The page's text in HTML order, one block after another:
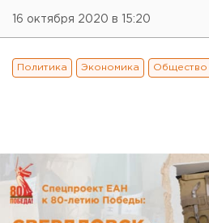
16 октября 2020 в 15:20
Политика Экономика Общество